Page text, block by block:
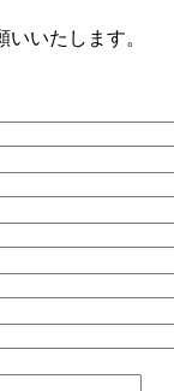
いたします。